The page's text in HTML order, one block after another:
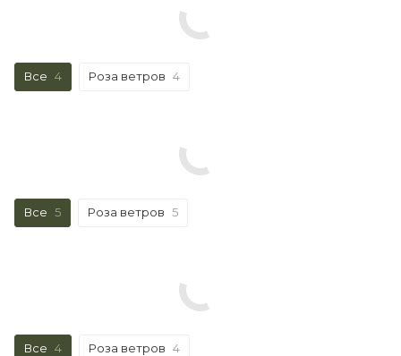
Все 4 Роза ветров 4
Все 5 Роза ветров 5
Все 4 Роза ветров 4